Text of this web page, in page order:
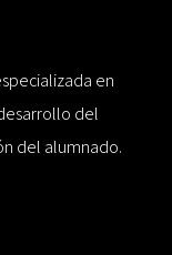
en
del
del alumnado.